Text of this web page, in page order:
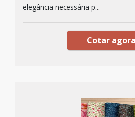
elegância necessária p...
Cotar agora